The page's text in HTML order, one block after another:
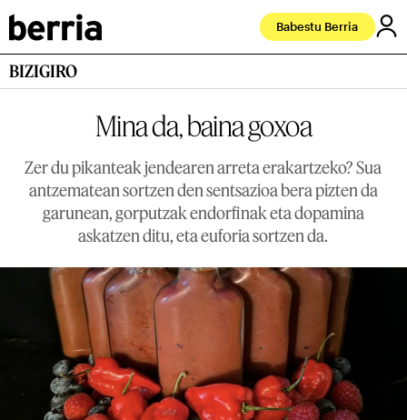
Babestu Berria
BIZIGIRO
Mina da, baina goxoa
Zer du pikanteak jendearen arreta erakartzeko? Sua
antzematean sortzen den sentsazioa bera pizten da
garunean, gorputzak endorfinak eta dopamina
askatzen ditu, eta euforia sortzen da.